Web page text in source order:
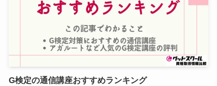
G検定の通信講座おすすめランキング